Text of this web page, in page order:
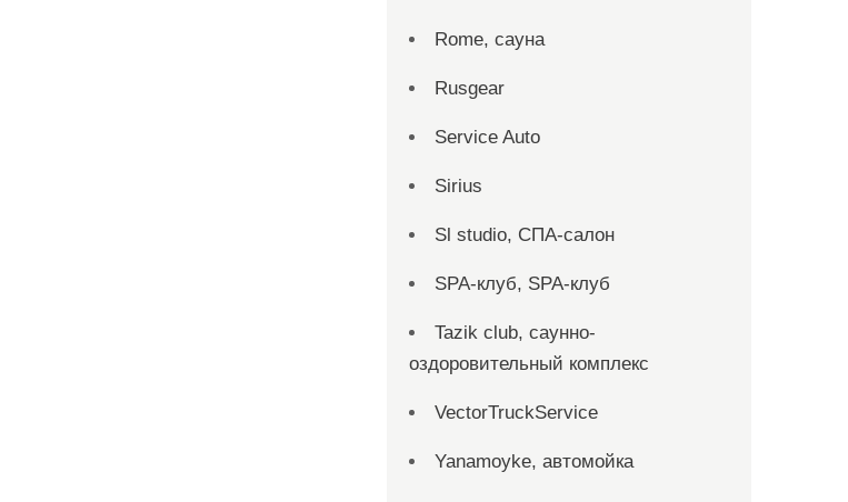
Rome, сауна
Rusgear
Service Auto
Sirius
Sl studio, СПА-салон
SPA-клуб, SPA-клуб
Tazik club, саунно-
оздоровительный комплекс
VectorTruckService
Yanamoyke, автомойка